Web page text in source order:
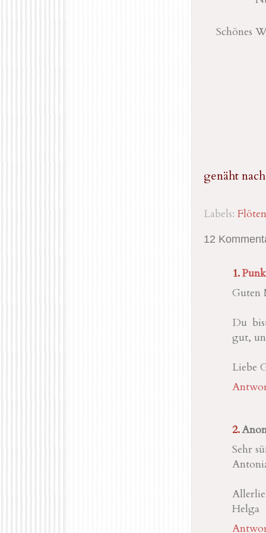
Schönes
genäht
Labels:
12
Guten
Du
gut,
Liebe
Sehr
Helga